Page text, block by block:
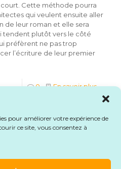
pour améliorer votre expérience de
ce site, vous consentez à
court. Cette méthode pourra
qui veulent ensuite aller
de leur roman et elle sera
tendent plutôt vers le côté
préfèrent ne pas trop
l’écriture de leur premier
0 En savoir plus
- CGV - Formulaire de